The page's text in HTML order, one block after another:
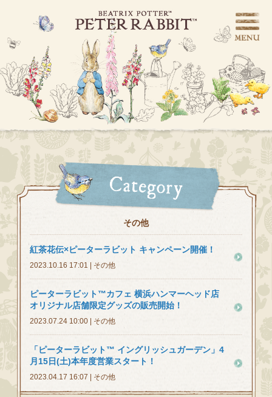
その他
紅茶花伝×ピーターラビット キャンペーン開催！
2023.10.16 17:01 | その他
ピーターラビット™カフェ 横浜ハンマーヘッド店
オリジナル店舗限定グッズの販売開始！
2023.07.24 10:00 | その他
「ピーターラビット™ イングリッシュガーデン」4
月15日(土)本年度営業スタート！
2023.04.17 16:07 | その他